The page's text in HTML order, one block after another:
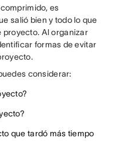
es
salió bien y todo lo que
proyecto. Al organizar
formas de evitar
considerar:
que tardó más tiempo